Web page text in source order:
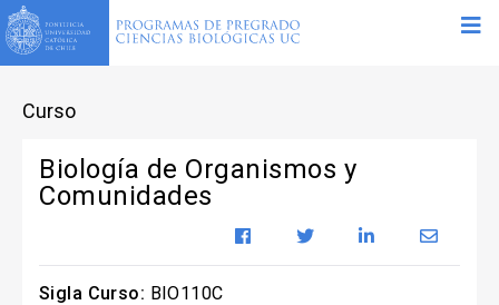
Curso
Biología de Organismos y
Comunidades
Sigla Curso: BIO110C